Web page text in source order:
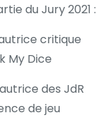
du Jury 2021 :
critique
My Dice
des JdR
de jeu